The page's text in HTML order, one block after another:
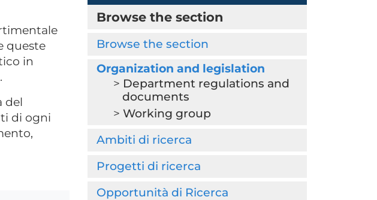
queste
in
del
di ogni
Browse the section
Browse the section
Organization and legislation
Department regulations and
documents
Working group
Ambiti di ricerca
Progetti di ricerca
Opportunità di Ricerca